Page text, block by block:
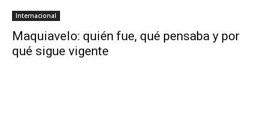
Internacional
Maquiavelo: quién fue, qué pensaba y por
qué sigue vigente